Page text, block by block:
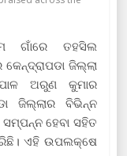
ଗାଁରେ ତହସିଲ
କେନ୍ଦ୍ରାପଡା ଜିଲ୍ଲା
ଅରୁଣ କୁମାର
ଜିଲ୍ଲାର ବିଭିନ୍ନ
ହେବା ସହିତ
ଏହି ଉପଲକ୍ଷେ